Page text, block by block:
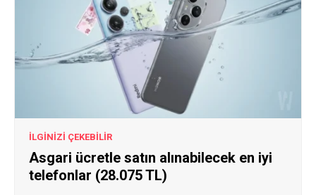
İLGİNİZİ ÇEKEBİLİR
Asgari ücretle satın alınabilecek en iyi
telefonlar (28.075 TL)